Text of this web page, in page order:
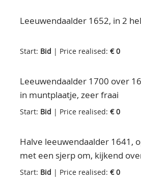
Leeuwendaalder 1652, in 2
Start: Bid | Price realised: € 0
Leeuwendaalder 1700 over
in muntplaatje, zeer fraai
Start: Bid | Price realised: € 0
Halve leeuwendaalder 1641,
met een sjerp om, kijkend
gevest van zijn zwaard en
Start: Bid | Price realised: € 0